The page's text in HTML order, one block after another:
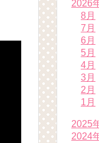
2026
8月
7月
6月
5月
4月
3月
2月
1月
2025
2024